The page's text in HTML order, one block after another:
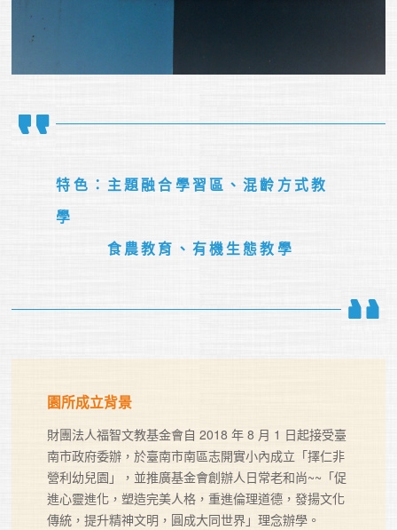
特色：主題融合學習區、混齡方式教
學
食農教育、有機生態教學
園所成立背景
財團法人福智文教基金會自 2018 年 8 月 1 日起接受臺
南市政府委辦，於臺南市南區志開實小內成立「擇仁非
營利幼兒園」，並推廣基金會創辦人日常老和尚~~「促
進心靈進化，塑造完美人格，重進倫理道德，發揚文化
傳統，提升精神文明，圓成大同世界」理念辦學。